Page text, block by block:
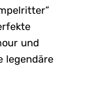
und
legendäre